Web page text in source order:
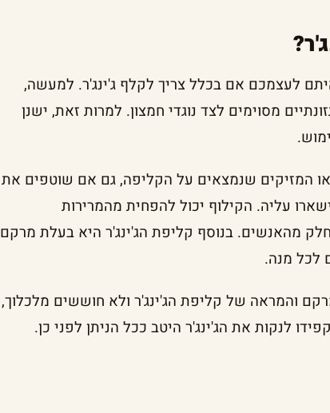
לעצמכם אם בכלל צריך לקלף ג'ינג'ר. למעשה,
מסוימים לצד נוגדי חמצון. למרות זאת, ישנן
או המזיקים שנמצאים על הקליפה, גם אם שוטפים את
עליה. הקילוף יכול להפחית מהמרירות
מהאנשים. בנוסף קליפת הג'ינג'ר היא בעלת מרקם
לכל מנה.
והמראה של קליפת הג'ינג'ר ולא חוששים מלכלוך,
לנקות את הג'ינג'ר היטב ככל הניתן לפני כן.